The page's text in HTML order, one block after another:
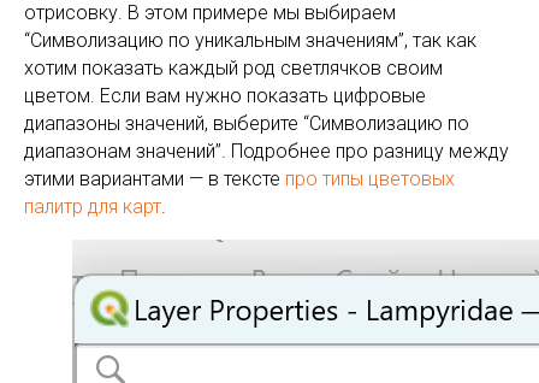
отрисовку. В этом примере мы выбираем
“Символизацию по уникальным значениям”, так как
хотим показать каждый род светлячков своим
цветом. Если вам нужно показать цифровые
диапазоны значений, выберите “Символизацию по
диапазонам значений”. Подробнее про разницу между
этими вариантами — в тексте про типы цветовых
палитр для карт.